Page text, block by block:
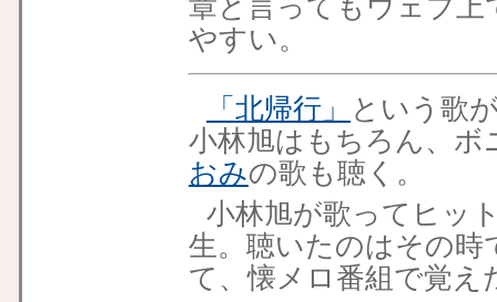
章と言ってもウェブ
やすい。
「北帰行」
という歌
小林旭はもちろん、ボ
おみの歌も聴く。
小林旭が歌ってヒッ
生。聴いたのはその
て、懐メロ番組で覚え